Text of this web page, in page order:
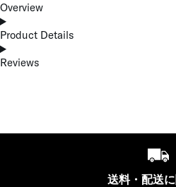
Overview
Product Details
Reviews
送料・配送